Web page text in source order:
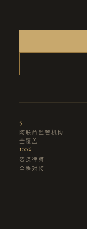
5
阿联酋监管机构
全覆盖
100%
资深律师
全程对接